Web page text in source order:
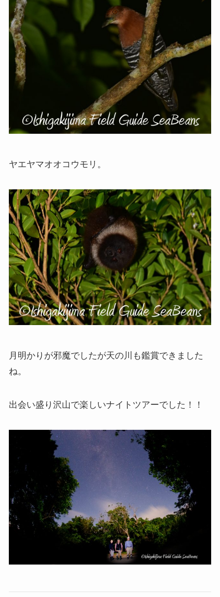
ヤエヤマオオコウモリ。
月明かりが邪魔でしたが天の川も鑑賞できました
ね。
出会い盛り沢山で楽しいナイトツアーでした！！